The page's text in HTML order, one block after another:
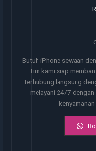
Butuh iPhone sewaan
Tim kami siap
terhubung langsung
melayani 24/7